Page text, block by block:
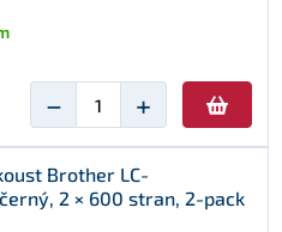
− +
Brother LC-
2 × 600 stran, 2-pack